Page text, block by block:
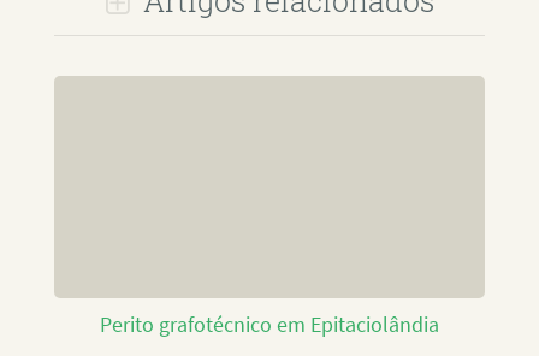
Perito grafotécnico em Epitaciolândia